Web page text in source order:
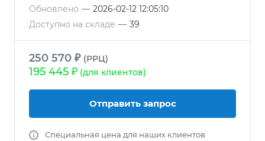
напольный, мобильный
● Экологически безопасен
покрытие теплообменника
Обновлено — 2026-02-12 12:05:10
Доступно на складе — 39
250 570 ₽ (РРЦ)
195 445 ₽ (для клиентов)
Отправить запрос
Специальная цена для наших клиентов